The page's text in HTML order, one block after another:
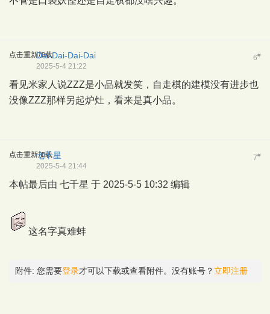
点击重新加载 6#
Dai-Dai-Dai-Dai
2025-5-4 21:22
看见米家人说ZZZ是小品就发笑，自走棋的建模没有进步也
没像ZZZ那样另起炉灶，看来是真小品。
点击重新加载 7#
七千星
2025-5-4 21:44
本帖最后由 七千星 于 2025-5-5 10:32 编辑
这名字真难蚌
附件: 您需要登录才可以下载或查看附件。没有账号？ 立即注册